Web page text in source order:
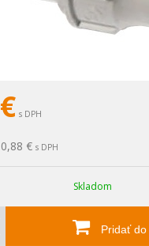
€ s DPH
0,88 € s DPH
Skladom
Pridať